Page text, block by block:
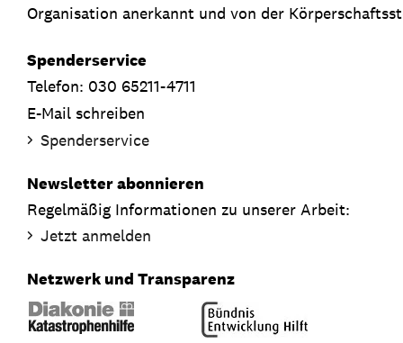
Organisation anerkannt und von der
Spenderservice
Telefon: 030 65211-4711
E-Mail schreiben
Spenderservice
Newsletter abonnieren
Regelmäßig Informationen zu unserer Arbeit:
Jetzt anmelden
Netzwerk und Transparenz